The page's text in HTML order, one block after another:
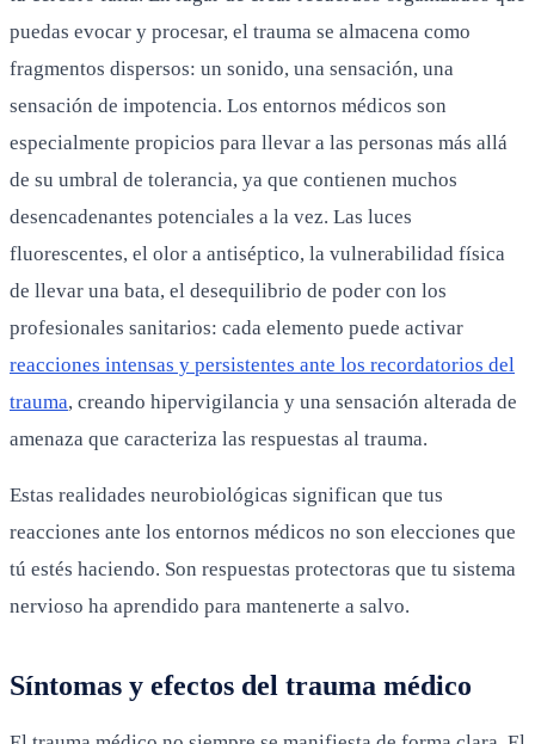
puedas evocar y procesar, el trauma se almacena como
fragmentos dispersos: un sonido, una sensación, una
sensación de impotencia. Los entornos médicos son
especialmente propicios para llevar a las personas más allá
de su umbral de tolerancia, ya que contienen muchos
desencadenantes potenciales a la vez. Las luces
fluorescentes, el olor a antiséptico, la vulnerabilidad física
de llevar una bata, el desequilibrio de poder con los
profesionales sanitarios: cada elemento puede activar
reacciones intensas y persistentes ante los recordatorios del
trauma, creando hipervigilancia y una sensación alterada de
amenaza que caracteriza las respuestas al trauma.
Estas realidades neurobiológicas significan que tus
reacciones ante los entornos médicos no son elecciones que
tú estés haciendo. Son respuestas protectoras que tu sistema
nervioso ha aprendido para mantenerte a salvo.
Síntomas y efectos del trauma médico